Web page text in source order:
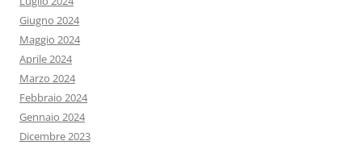
Giugno 2024
Maggio 2024
Aprile 2024
Marzo 2024
Febbraio 2024
Gennaio 2024
Dicembre 2023